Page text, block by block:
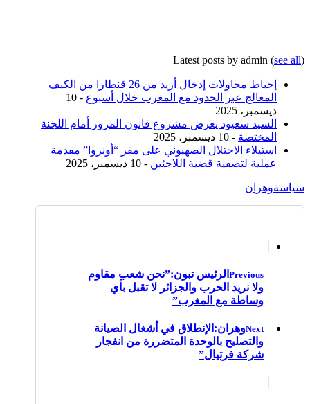
Latest posts by admin (see all)
إحباط محاولات إدخال أزيد من 26 قنطارا من الكيف
المعالج عبر الحدود مع المغرب خلال أسبوع
- 10
ديسمبر، 2025
السيد سعيود يعرض مشروع قانون المرور أمام اللجنة
المختصة - 10 ديسمبر، 2025
استيلاء الاحتلال الصهيوني على مقر “أونروا” مقدمة
عملية لتصفية قضية اللاجئين - 10 ديسمبر، 2025
سياسةوهران
Previous الرئيس تبون:”نحن شعب مقاوم
ولا نريد الحرب والجزائر لا تقبل بأي
وساطة مع المغرب”
Nextوهران:الإنطلاق في أشغال الصيانة
والتصليح بالوحدة المتضررة من انفجار
شركة فرتيال”